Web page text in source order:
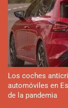
Los coches
automóviles en
de la pandemia